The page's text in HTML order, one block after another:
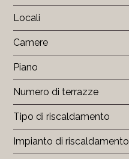
Locali
Camere
Piano
Numero di terrazze
Tipo di riscaldamento
Impianto di riscaldamento